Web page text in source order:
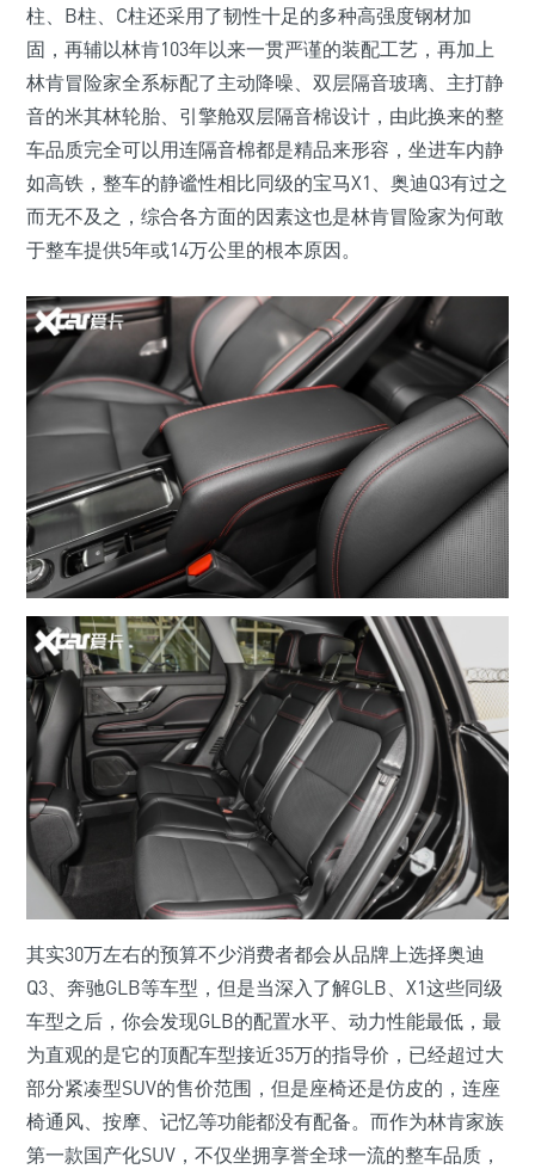
柱、B柱、C柱还采用了韧性十足的多种高强度钢材加
固，再辅以林肯103年以来一贯严谨的装配工艺，再加上
林肯冒险家全系标配了主动降噪、双层隔音玻璃、主打静
音的米其林轮胎、引擎舱双层隔音棉设计，由此换来的整
车品质完全可以用连隔音棉都是精品来形容，坐进车内静
如高铁，整车的静谧性相比同级的宝马X1、奥迪Q3有过之
而无不及之，综合各方面的因素这也是林肯冒险家为何敢
于整车提供5年或14万公里的根本原因。
其实30万左右的预算不少消费者都会从品牌上选择奥迪
Q3、奔驰GLB等车型，但是当深入了解GLB、X1这些同级
车型之后，你会发现GLB的配置水平、动力性能最低，最
为直观的是它的顶配车型接近35万的指导价，已经超过大
部分紧凑型SUV的售价范围，但是座椅还是仿皮的，连座
椅通风、按摩、记忆等功能都没有配备。而作为林肯家族
第一款国产化SUV，不仅坐拥享誉全球一流的整车品质，